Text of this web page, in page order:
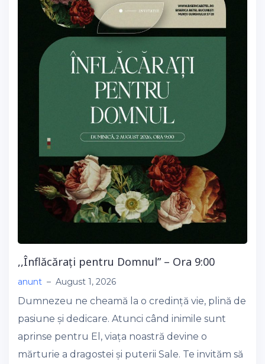
,,Înflăcărați pentru Domnul” – Ora 9:00
anunt – August 1, 2026
Dumnezeu ne cheamă la o credință vie, plină de
pasiune și dedicare. Atunci când inimile sunt
aprinse pentru El, viața noastră devine o
mărturie a dragostei și puterii Sale. Te invităm să